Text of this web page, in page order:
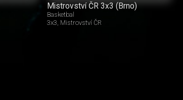
Mistrovství ČR 3x3 (Brno)
Basketbal
3x3 Mistrovství ČR